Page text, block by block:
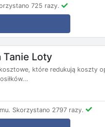
725 razy.
Loty
które redukują koszty
Skorzystano 2797 razy.